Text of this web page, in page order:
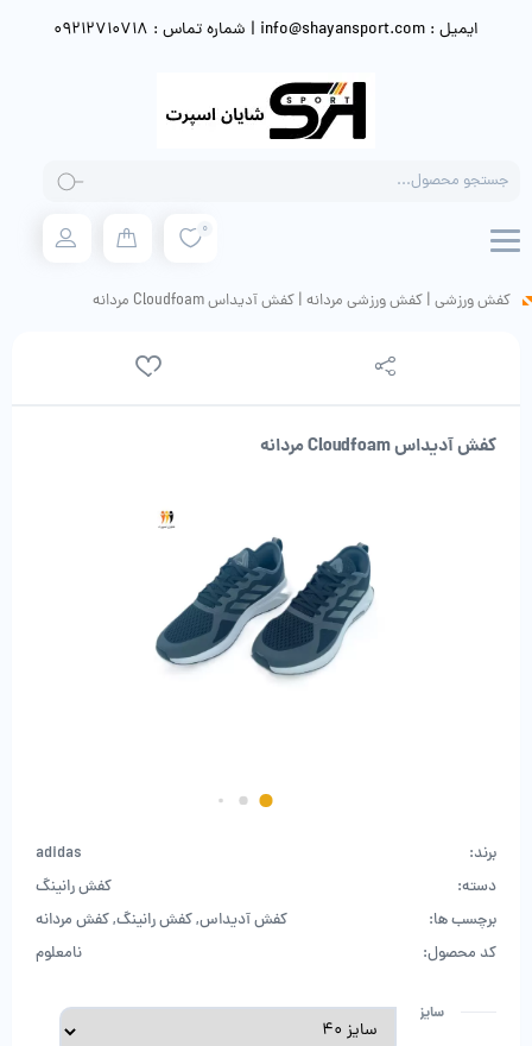
ایمیل : info@shayansport.com | شماره تماس : 09212710718
search
0
کفش ورزشی | کفش ورزشی مردانه | کفش آدیداس Cloudfoam مردانه
کفش آدیداس Cloudfoam مردانه
برند:
adidas
دسته:
کفش رانینگ
برچسب ها:
کفش آدیداس,کفش رانینگ,کفش مردانه
کد محصول:
نامعلوم
سایز